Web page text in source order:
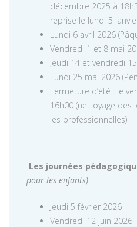
décembre 2025 à
reprise le lundi 5
Lundi 6 avril 2026
Vendredi 1 et 8 mai
Jeudi 14 et vendredi
Lundi 25 mai 2026
Fermeture d’été : le
16h00 (nettoyage
les professionnelles)
Les journées
pour les enfants)
Jeudi 5 février 2026
Vendredi 12 juin 2026